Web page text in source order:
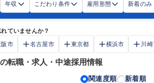
年収 こだわり条件 雇用形態 新着のみ
ていませんか？
阪市 名古屋市 東京都 横浜市 川
転職・求人・中途採用情報
関連度順 新着順